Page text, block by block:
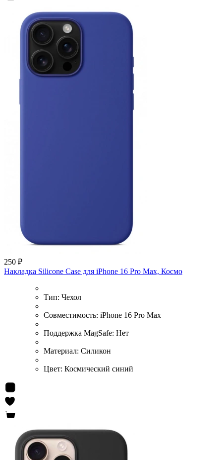
250 ₽
Накладка Silicone Case для iPhone 16 Pro Max, Космо
Тип: Чехол
Совместимость: iPhone 16 Pro Max
Поддержка MagSafe: Нет
Материал: Силикон
Цвет: Космический синий